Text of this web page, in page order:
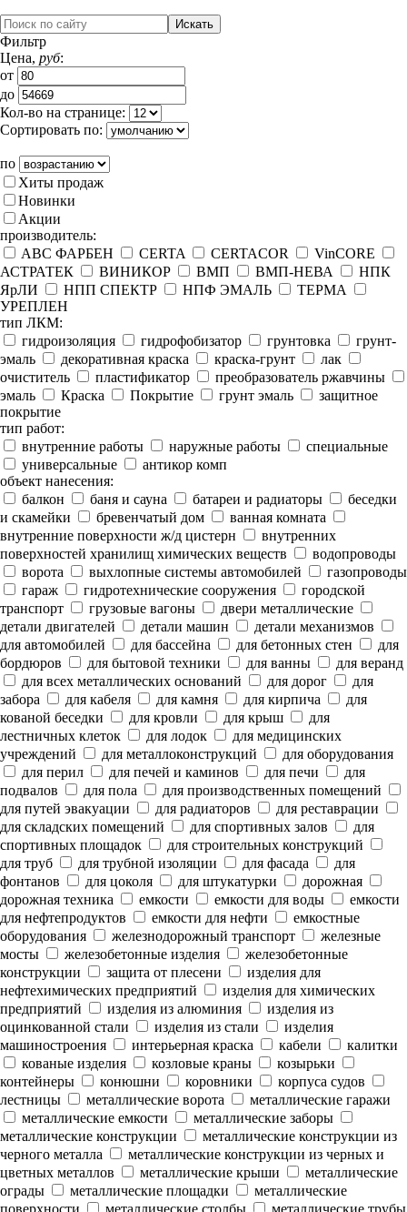
Фильтр
Цена, руб:
от
до
Кол-во на странице:
Сортировать по:
по
Хиты продаж
Новинки
Акции
производитель:
ABC ФАРБЕН
CERTA CERTACOR
VinCORE
АСТРАТЕК
ВИНИКОР ВМП ВМП-НЕВА
НПК
ЯрЛИ
НПП СПЕКТР НПФ ЭМАЛЬ
ТЕРМА
УРЕПЛЕН
тип ЛКМ:
гидроизоляция
гидрофобизатор грунтовка
грунт-
эмаль
декоративная краска краска-грунт
лак
очиститель
пластификатор
преобразователь ржавчины
эмаль
Краска Покрытие грунт эмаль
защитное
покрытие
тип работ:
внутренние работы
наружные работы
специальные
универсальные
антикор комп
объект нанесения:
балкон
баня и сауна батареи и радиаторы
беседки
и скамейки
бревенчатый дом
ванная комната
внутренние поверхности ж/д цистерн
внутренних
поверхностей хранилищ химических веществ
водопроводы
ворота
выхлопные системы автомобилей
газопроводы
гараж
гидротехнические сооружения
городской
транспорт
грузовые вагоны
двери металлические
детали двигателей
детали машин
детали механизмов
для автомобилей
для бассейна для бетонных стен
для
бордюров
для бытовой техники для ванны
для веранд
для всех металлических оснований
для дорог
для
забора
для кабеля для камня для кирпича
для
кованой беседки
для кровли для крыш
для
лестничных клеток
для лодок
для медицинских
учреждений
для металлоконструкций
для оборудования
для перил
для печей и каминов для печи
для
подвалов
для пола
для производственных помещений
для путей эвакуации
для радиаторов
для реставрации
для складских помещений
для спортивных залов
для
спортивных площадок
для строительных конструкций
для труб
для трубной изоляции для фасада
для
фонтанов
для цоколя для штукатурки
дорожная
дорожная техника
емкости емкости для воды
емкости
для нефтепродуктов
емкости для нефти
емкостные
оборудования
железнодорожный транспорт
железные
мосты
железобетонные изделия
железобетонные
конструкции
защита от плесени
изделия для
нефтехимических предприятий
изделия для химических
предприятий
изделия из алюминия
изделия из
оцинкованной стали
изделия из стали
изделия
машиностроения
интерьерная краска кабели
калитки
кованые изделия
козловые краны
козырьки
контейнеры
конюшни коровники
корпуса судов
лестницы
металлические ворота
металлические гаражи
металлические емкости
металлические заборы
металлические конструкции
металлические конструкции из
черного металла
металлические конструкции из черных и
цветных металлов
металлические крыши
металлические
ограды
металлические площадки
металлические
поверхности
металлические столбы металлические трубы